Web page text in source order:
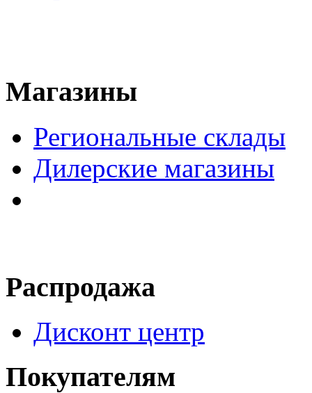
Магазины
Региональные склады
Дилерские магазины
Распродажа
Дисконт центр
Покупателям